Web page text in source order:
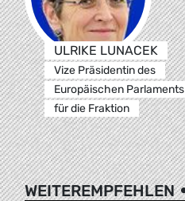
ULRIKE LUNACEK
Vize Präsidentin des
Europäischen Parlaments
für die Fraktion
WEITEREMPFEHLEN